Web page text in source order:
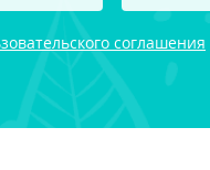
соглашения